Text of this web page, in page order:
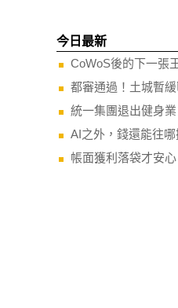
今日最新
CoWoS後的下一張
都審通過！土城暫
統一集團退出健身
AI之外，錢還能往
帳面獲利落袋才安